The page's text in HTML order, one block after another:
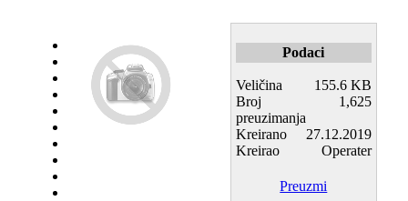
Podaci
Veličina
155.6 KB
Broj
preuzimanja
1,625
Kreirano
27.12.2019
Kreirao
Operater
Preuzmi